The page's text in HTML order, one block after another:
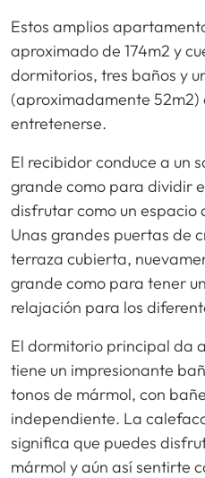
Estos amplios
aproximado de 174m2 y
dormitorios, tres baños y
(aproximadamente 52m2)
entretenerse.
El recibidor conduce a un
grande como para dividir
disfrutar como un espacio
Unas grandes puertas de
terraza cubierta,
grande como para tener
relajación para los
El dormitorio principal da
tiene un impresionante
tonos de mármol, con
independiente. La
significa que puedes
mármol y aún así sentirte